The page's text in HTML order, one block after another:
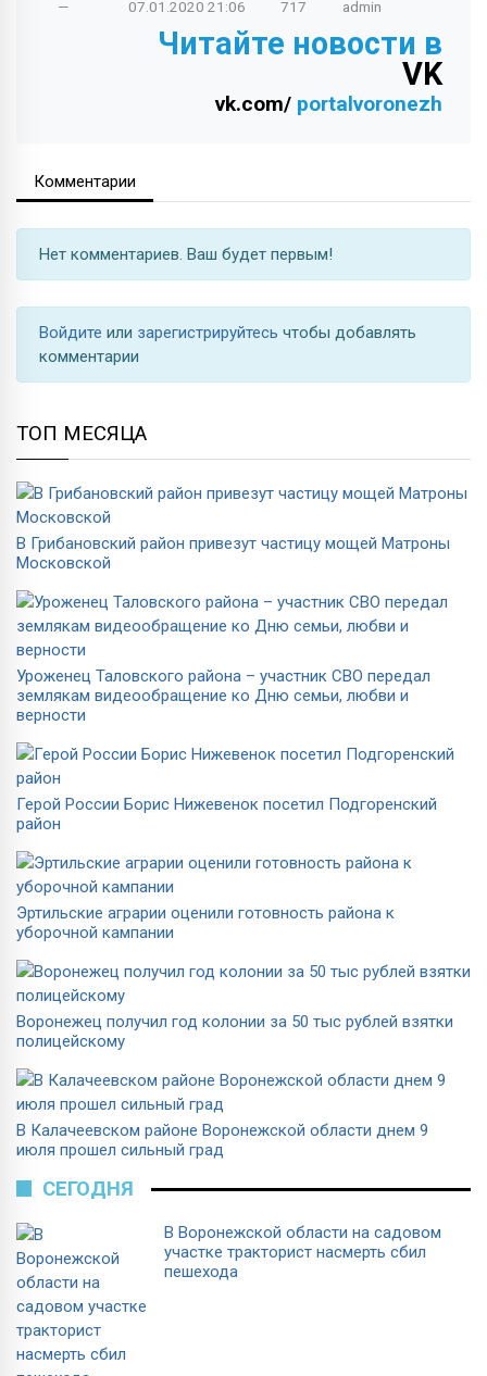
— 07.01.2020 21:06 717 admin
Читайте новости в
VK
vk.com/ portalvoronezh
Комментарии
Нет комментариев. Ваш будет первым!
Войдите или зарегистрируйтесь чтобы добавлять
комментарии
ТОП МЕСЯЦА
В Грибановский район привезут частицу мощей Матроны
Московской
Уроженец Таловского района – участник СВО передал
землякам видеообращение ко Дню семьи, любви и
верности
Герой России Борис Нижевенок посетил Подгоренский
район
Эртильские аграрии оценили готовность района к
уборочной кампании
Воронежец получил год колонии за 50 тыс рублей взятки
полицейскому
В Калачеевском районе Воронежской области днем 9
июля прошел сильный град
СЕГОДНЯ
В Воронежской области на садовом
участке тракторист насмерть сбил
пешехода